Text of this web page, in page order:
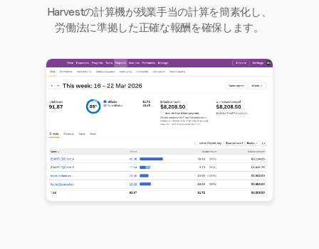
Harvestの計算機が残業手当の計算を簡素化し、
労働法に準拠した正確な報酬を確保します。